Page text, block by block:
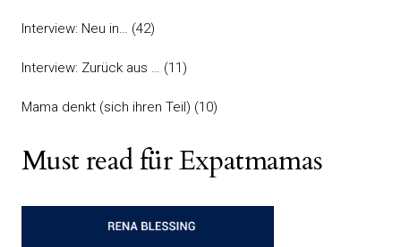
Interview: Neu in… (42)
Interview: Zurück aus … (11)
Mama denkt (sich ihren Teil) (10)
Must read für Expatmamas